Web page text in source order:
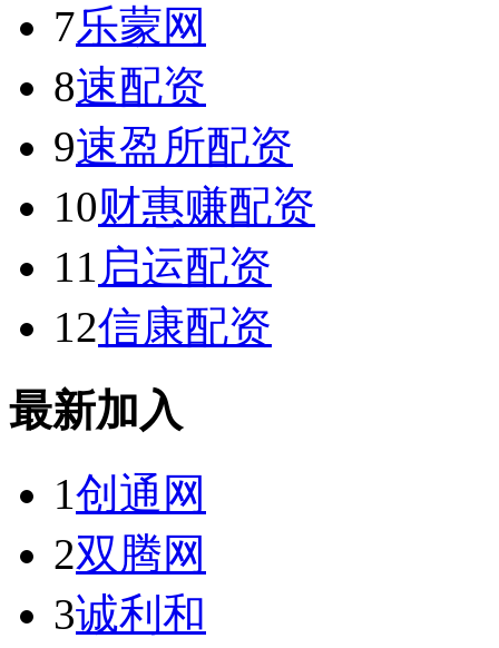
7乐蒙网
8速配资
9速盈所配资
10财惠赚配资
11 启运配资
12信康配资
最新加入
1创通网
2双腾网
3诚利和